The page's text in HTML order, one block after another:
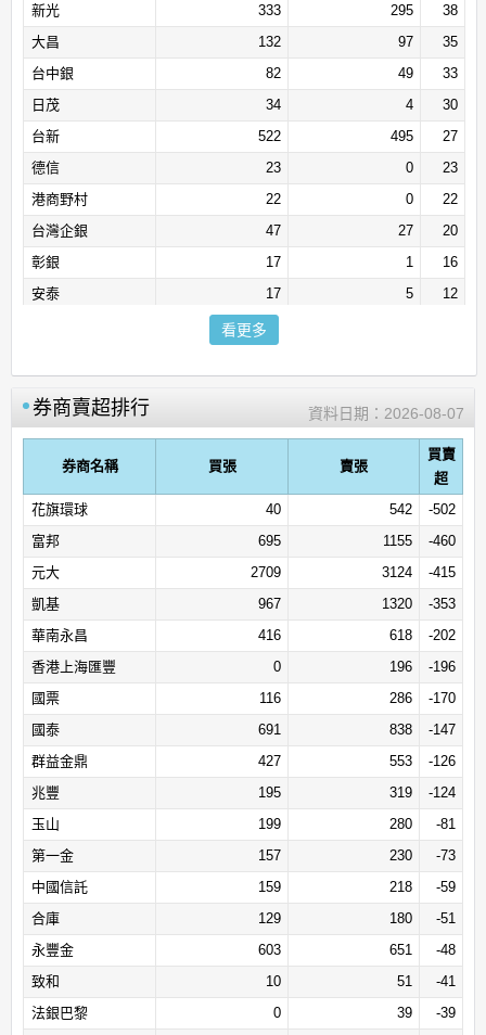
新光
333 295
38
大昌
132 97
35
台中銀
82 49
33
日茂
34 4
30
台新
522 495
27
德信
23 0
23
港商野村
22 0
22
台灣企銀
47 27
20
彰銀
17 1
16
安泰
17 5
12
亞東
2
7
3
日進
3 0
3
盈溢
3 0
3
福勝
3 0
3
京城
10 8
2
北城
5 3
2
福邦
2 1
1
大展
1 0
1
陽信
9 9
0
寶盛
1 1 0
看更多
券商賣超排行 資料日期： 2026-08-07
券商名稱 買張 賣張
買賣
超
花旗環球
40 542
-502
富邦
695 1155
-460
元大
2709 3124
-415
凱基
967 1320
-353
華南永昌
416 618
-202
香港上海匯豐
0 196
-196
國票
116 286
-170
國泰
691 838
-147
群益金鼎
427 553
-126
兆豐
195 319
-124
玉山
199 280
-81
第一金
157 230
-73
中國信託
159 218
-59
合庫
129 180
-51
永豐金
603 651
-48
致和
10 51
-41
法銀巴黎
0 39 -39